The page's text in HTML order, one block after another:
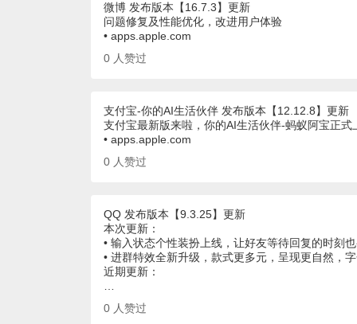
微博 发布版本【16.7.3】更新
问题修复及性能优化，改进用户体验
• apps.apple.com
0 人赞过
支付宝-你的AI生活伙伴 发布版本【12.12.8】更新
支付宝最新版来啦，你的AI生活伙伴-蚂蚁阿宝正
• apps.apple.com
0 人赞过
QQ 发布版本【9.3.25】更新
本次更新：
• 输入状态个性装扮上线，让好友等待回复的时刻
• 进群特效全新升级，款式更多元，呈现更自然，
近期更新：
0 人赞过